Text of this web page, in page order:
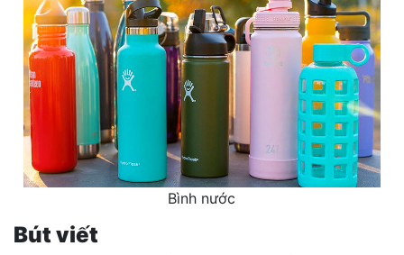
Bình nước
Bút viết